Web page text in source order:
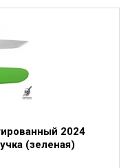
2024
(зеленая)